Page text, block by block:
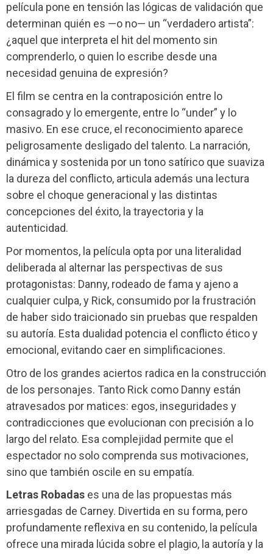
película pone en tensión las lógicas de validación que
determinan quién es —o no— un “verdadero artista”:
¿aquel que interpreta el hit del momento sin
comprenderlo, o quien lo escribe desde una
necesidad genuina de expresión?
El film se centra en la contraposición entre lo
consagrado y lo emergente, entre lo “under” y lo
masivo. En ese cruce, el reconocimiento aparece
peligrosamente desligado del talento. La narración,
dinámica y sostenida por un tono satírico que suaviza
la dureza del conflicto, articula además una lectura
sobre el choque generacional y las distintas
concepciones del éxito, la trayectoria y la
autenticidad.
Por momentos, la película opta por una literalidad
deliberada al alternar las perspectivas de sus
protagonistas: Danny, rodeado de fama y ajeno a
cualquier culpa, y Rick, consumido por la frustración
de haber sido traicionado sin pruebas que respalden
su autoría. Esta dualidad potencia el conflicto ético y
emocional, evitando caer en simplificaciones.
Otro de los grandes aciertos radica en la construcción
de los personajes. Tanto Rick como Danny están
atravesados por matices: egos, inseguridades y
contradicciones que evolucionan con precisión a lo
largo del relato. Esa complejidad permite que el
espectador no solo comprenda sus motivaciones,
sino que también oscile en su empatía.
Letras Robadas es una de las propuestas más
arriesgadas de Carney. Divertida en su forma, pero
profundamente reflexiva en su contenido, la película
ofrece una mirada lúcida sobre el plagio, la autoría y la